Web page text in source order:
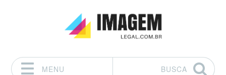
MENU
BUSCA